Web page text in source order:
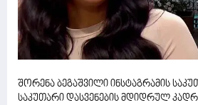
შორენა ბეგაშვილი ინსტაგრამის
საკუთარი დასვენების მდიდრულ